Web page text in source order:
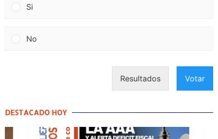
Si
No
Resultados Votar
DESTACADO HOY